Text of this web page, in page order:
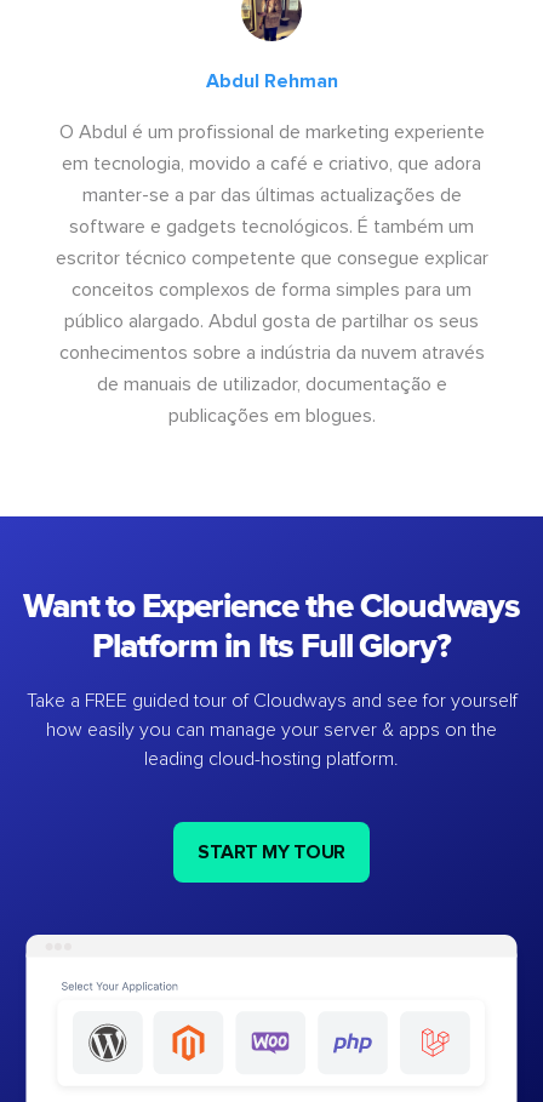
Abdul Rehman
O Abdul é um profissional de marketing experiente
em tecnologia, movido a café e criativo, que adora
manter-se a par das últimas actualizações de
software e gadgets tecnológicos. É também um
escritor técnico competente que consegue explicar
conceitos complexos de forma simples para um
público alargado. Abdul gosta de partilhar os seus
conhecimentos sobre a indústria da nuvem através
de manuais de utilizador, documentação e
publicações em blogues.
Want to Experience the Cloudways
Platform in Its Full Glory?
Take a FREE guided tour of Cloudways and see for yourself
how easily you can manage your server & apps on the
leading cloud-hosting platform.
START MY TOUR